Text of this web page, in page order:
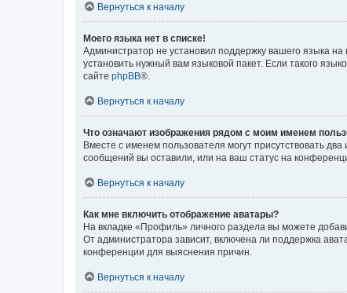
Вернуться к началу
Моего языка нет в списке!
Администратор не установил поддержку вашего языка
установить нужный вам языковой пакет. Если такого
сайте phpBB®.
Вернуться к началу
Что означают изображения рядом с моим именем
Вместе с именем пользователя могут присутствовать
сообщений вы оставили, или на ваш статус на
Вернуться к началу
Как мне включить отображение аватары?
На вкладке «Профиль» личного раздела вы можете
От администратора зависит, включена ли поддержка
конференции для выяснения причин.
Вернуться к началу